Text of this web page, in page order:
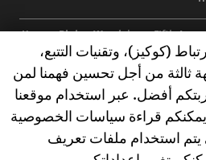
Human Rights Watch| 350 Fifth
Human Rights Watchis a 501(C)(3)
Human Rights
(كوكيز)، وتقنيات التتبع،
ثالثة من أجل تحسين فهمنا لمن
أفضل. عبر استخدام موقعنا
قراءة سياسات الخصوصية
يتم استخدام ملفات تعريف